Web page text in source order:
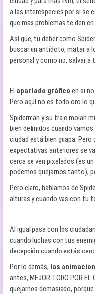
a las interespecies por si se
que mas problemas te den en
Así que, tu deber como
buscar un antídoto, matar a
personal y como no, salvar a
El apartado gráfico en si
Pero aquí no es todo oro lo
Spiderman y su traje molan
bien definidos cuando
ciudad está bien guapa.
expectativas anteriores se
cerca se ven pixelados (es
podemos quejarnos tanto),
Pero claro, hablamos de
alturas y cuando vas con tu
Al igual pasa con los
cuando luchas con tus
decepción cuando estás
Por lo demás, las
antes, MEJOR TODO POR
quejarnos demasiado,